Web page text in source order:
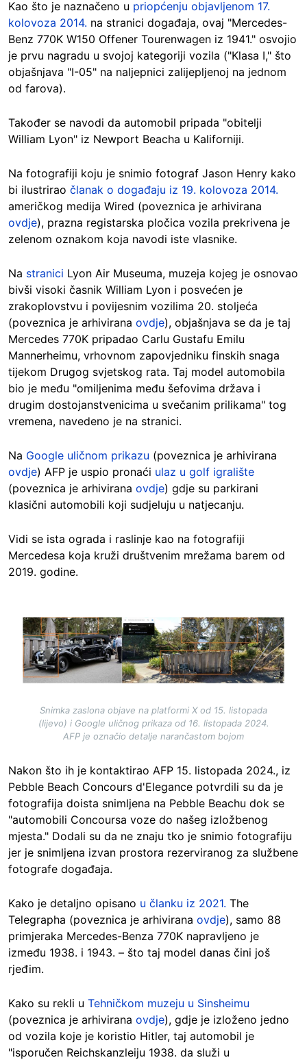
Kao što je naznačeno u priopćenju objavljenom 17.
kolovoza 2014. na stranici događaja, ovaj "Mercedes-
Benz 770K W150 Offener Tourenwagen iz 1941." osvojio
je prvu nagradu u svojoj kategoriji vozila ("Klasa I," što
objašnjava "I-05" na naljepnici zalijepljenoj na jednom
od farova).
Također se navodi da automobil pripada "obitelji
William Lyon" iz Newport Beacha u Kaliforniji.
Na fotografiji koju je snimio fotograf Jason Henry kako
bi ilustrirao članak o događaju iz 19. kolovoza 2014.
američkog medija Wired (poveznica je arhivirana
ovdje), prazna registarska pločica vozila prekrivena je
zelenom oznakom koja navodi iste vlasnike.
Na stranici Lyon Air Museuma, muzeja kojeg je osnovao
bivši visoki časnik William Lyon i posvećen je
zrakoplovstvu i povijesnim vozilima 20. stoljeća
(poveznica je arhivirana ovdje), objašnjava se da je taj
Mercedes 770K pripadao Carlu Gustafu Emilu
Mannerheimu, vrhovnom zapovjedniku finskih snaga
tijekom Drugog svjetskog rata. Taj model automobila
bio je među "omiljenima među šefovima država i
drugim dostojanstvenicima u svečanim prilikama" tog
vremena, navedeno je na stranici.
Na Google uličnom prikazu (poveznica je arhivirana
ovdje) AFP je uspio pronaći ulaz u golf igralište
(poveznica je arhivirana ovdje) gdje su parkirani
klasični automobili koji sudjeluju u natjecanju.
Vidi se ista ograda i raslinje kao na fotografiji
Mercedesa koja kruži društvenim mrežama barem od
2019. godine.
Image
Snimka zaslona objave na platformi X od 15. listopada
(lijevo) i Google uličnog prikaza od 16. listopada 2024.
AFP je označio detalje narančastom bojom
Nakon što ih je kontaktirao AFP 15. listopada 2024., iz
Pebble Beach Concours d'Elegance potvrdili su da je
fotografija doista snimljena na Pebble Beachu dok se
"automobili Concoursa voze do našeg izložbenog
mjesta." Dodali su da ne znaju tko je snimio fotografiju
jer je snimljena izvan prostora rezerviranog za službene
fotografe događaja.
Kako je detaljno opisano u članku iz 2021. The
Telegrapha (poveznica je arhivirana ovdje), samo 88
primjeraka Mercedes-Benza 770K napravljeno je
između 1938. i 1943. – što taj model danas čini još
rjeđim.
Kako su rekli u Tehničkom muzeju u Sinsheimu
(poveznica je arhivirana ovdje), gdje je izloženo jedno
od vozila koje je koristio Hitler, taj automobil je
"isporučen Reichskanzleiju 1938. da služi u